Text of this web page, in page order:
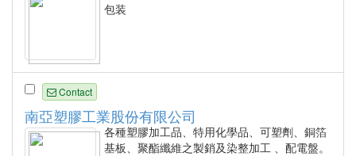
包装
Contact
南亞塑膠工業股份有限公司
各種塑膠加工品、特用化學品、可塑劑、銅箔
基板、聚酯纖維之製銷及染整加工 、配電盤。